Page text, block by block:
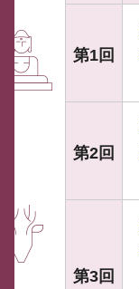
第1回
第2回
第3回